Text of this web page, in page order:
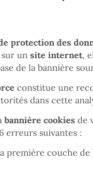
protection des
sur un site internet,
de la bannière
constitue une
dans cette
bannière cookies de
erreurs suivantes :
première couche de